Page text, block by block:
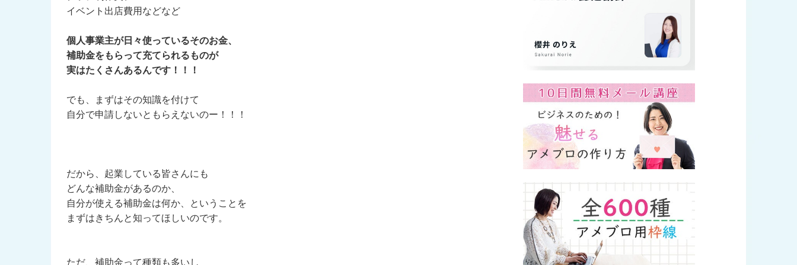
イベント出店費用などなど
個人事業主が日々使っているそのお金、
補助金をもらって充てられるものが
実はたくさんあるんです！！！
でも、まずはその知識を付けて
自分で申請しないともらえないのー！！！
だから、起業している皆さんにも
どんな補助金があるのか、
自分が使える補助金は何か、ということを
まずはきちんと知ってほしいのです。
ただ、補助金って種類も多いし